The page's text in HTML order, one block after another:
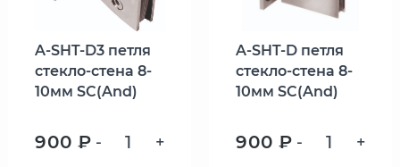
A-SHT-D3 петля
стекло-стена 8-
10мм SC(And)
900 ₽ - +
A-SHT-D петля
стекло-стена 8-
10мм SC(And)
900 ₽ - +